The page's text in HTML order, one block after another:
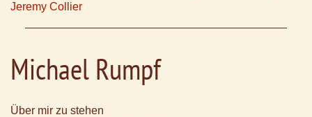
Jeremy Collier
Michael Rumpf
Über mir zu stehen